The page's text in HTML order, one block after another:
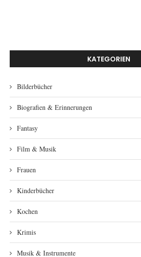
KATEGORIEN
Bilderbücher
Biografien & Erinnerungen
Fantasy
Film & Musik
Frauen
Kinderbücher
Kochen
Krimis
Musik & Instrumente